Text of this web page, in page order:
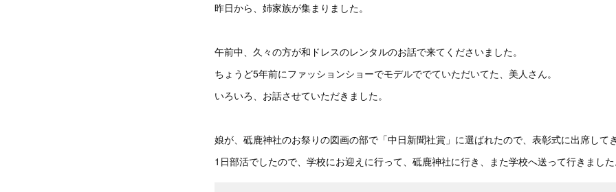
昨日から、姉家族が集まりました。
午前中、久々の方が和ドレスのレンタルのお話で来てくださいました。
ちょうど5年前にファッションショーでモデルででていただいてた、美人さん。
いろいろ、お話させていただきました。
娘が、砥鹿神社のお祭りの図画の部で「中日新聞社賞」に選ばれたので、表彰式に出席して
1日部活でしたので、学校にお迎えに行って、砥鹿神社に行き、また学校へ送って行きました